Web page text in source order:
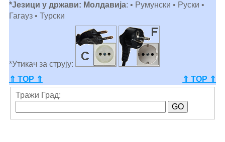
*Језици у држави: Молдавија: • Румунски • Руски •
Гагауз • Турски
*Утикач за струју:
⇑ TOP ⇑
⇑ TOP ⇑
Тражи Град: